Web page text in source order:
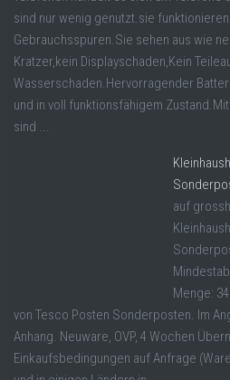
sind nur wenig genutzt.sie
Gebrauchsspuren.Sie sehen aus wie
Kratzer,kein Displayschaden,Kein
Wasserschaden.Hervorragender
und in voll funktionsfähigem
sind ...
auf
Menge:
von Tesco Posten Sonderposten. Im
Anhang. Neuware, OVP, 4 Wochen
Einkaufsbedingungen auf Anfrage